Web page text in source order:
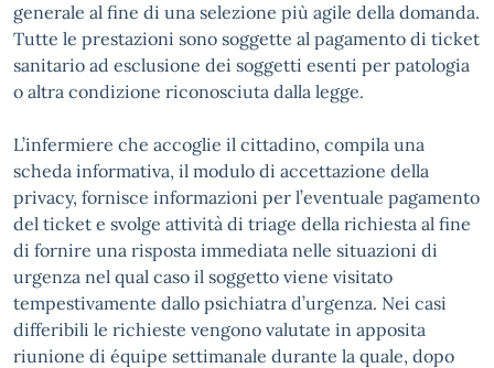
generale al fine di una selezione più agile della domanda.
Tutte le prestazioni sono soggette al pagamento di ticket
sanitario ad esclusione dei soggetti esenti per patologia
o altra condizione riconosciuta dalla legge.
L’infermiere che accoglie il cittadino, compila una
scheda informativa, il modulo di accettazione della
privacy, fornisce informazioni per l’eventuale pagamento
del ticket e svolge attività di triage della richiesta al fine
di fornire una risposta immediata nelle situazioni di
urgenza nel qual caso il soggetto viene visitato
tempestivamente dallo psichiatra d’urgenza. Nei casi
differibili le richieste vengono valutate in apposita
riunione di équipe settimanale durante la quale, dopo